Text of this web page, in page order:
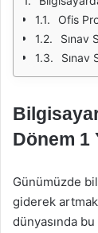
Ofis
Sınav
Sınav
Dönem 1
Günümüzde
giderek
dünyasında